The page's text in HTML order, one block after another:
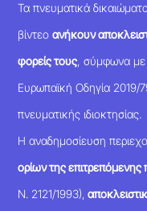
Τα πνευματικά
βίντεοανήκουν
φορείς τους , σύμφωνα
Ευρωπαϊκή Οδηγία 2019/
πνευματικής ιδιοκτησίας.
Η αναδημοσίευση
ορίων της
Ν. 2121/1993),